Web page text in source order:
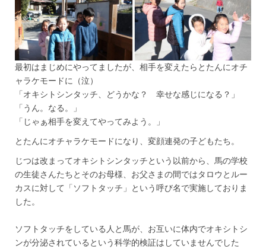
最初はまじめにやってましたが、相手を変えたらとたんにオチ
ャラケモードに（泣）
「オキシトシンタッチ、どうかな？ 幸せな感じになる？」
「うん。なる。」
「じゃぁ相手を変えてやってみよう。」
とたんにオチャラケモードになり、変顔連発の子どもたち。
じつは改まってオキシトシンタッチという以前から、馬の学校
の生徒さんたちとそのお母様、お父さまの間ではタロウとルー
カスに対して「ソフトタッチ」という呼び名で実施しておりま
した。
ソフトタッチをしている人と馬が、お互いに体内でオキシトシ
ンが分泌されているという科学的検証はしていませんでした